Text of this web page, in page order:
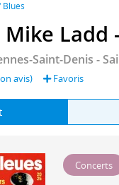
Blues
Saint-Denis -
avis) Favoris
Concerts